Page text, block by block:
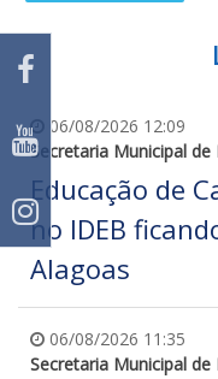
06/08/2026 12:09
Secretaria Municipal de
Educação de
no IDEB
Alagoas
06/08/2026 11:35
Secretaria Municipal de